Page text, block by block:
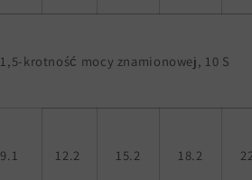
1,5-krotność mocy znamionowej, 10 S
9.1 12.2 15.2 18.2